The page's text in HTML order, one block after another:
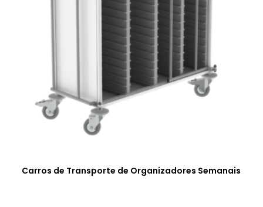
Carros de Transporte de Organizadores Semanais